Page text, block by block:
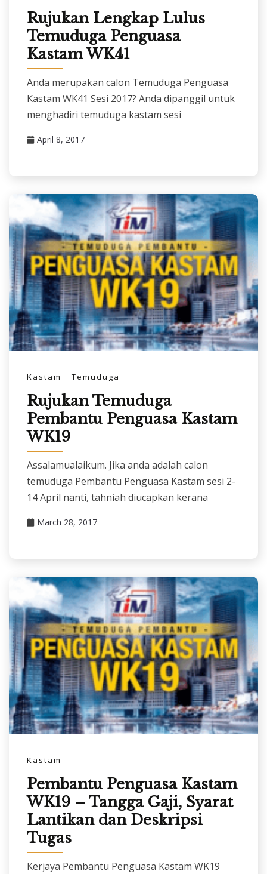
Rujukan Lengkap Lulus
Temuduga Penguasa
Kastam WK41
Anda merupakan calon Temuduga Penguasa
Kastam WK41 Sesi 2017? Anda dipanggil untuk
menghadiri temuduga kastam sesi
April 8, 2017
Kastam Temuduga
Rujukan Temuduga
Pembantu Penguasa Kastam
WK19
Assalamualaikum. Jika anda adalah calon
temuduga Pembantu Penguasa Kastam sesi 2-
14 April nanti, tahniah diucapkan kerana
March 28, 2017
Kastam
Pembantu Penguasa Kastam
WK19 – Tangga Gaji, Syarat
Lantikan dan Deskripsi
Tugas
Kerjaya Pembantu Penguasa Kastam WK19